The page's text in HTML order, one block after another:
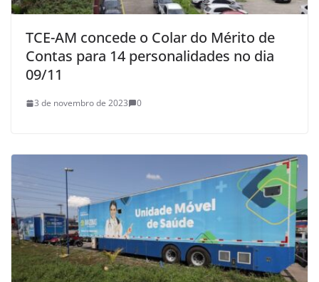
TCE-AM concede o Colar do Mérito de
Contas para 14 personalidades no dia
09/11
3 de novembro de 2023 0